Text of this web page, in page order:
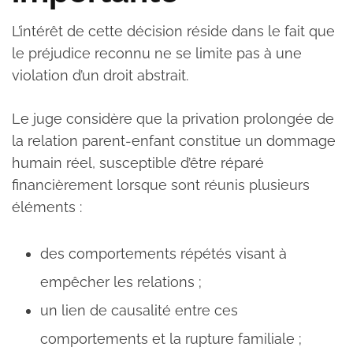
L’intérêt de cette décision réside dans le fait que
le préjudice reconnu ne se limite pas à une
violation d’un droit abstrait.
Le juge considère que la privation prolongée de
la relation parent-enfant constitue un dommage
humain réel, susceptible d’être réparé
financièrement lorsque sont réunis plusieurs
éléments :
des comportements répétés visant à
empêcher les relations ;
un lien de causalité entre ces
comportements et la rupture familiale ;